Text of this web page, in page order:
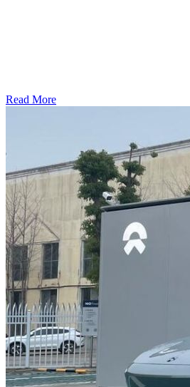
Read More